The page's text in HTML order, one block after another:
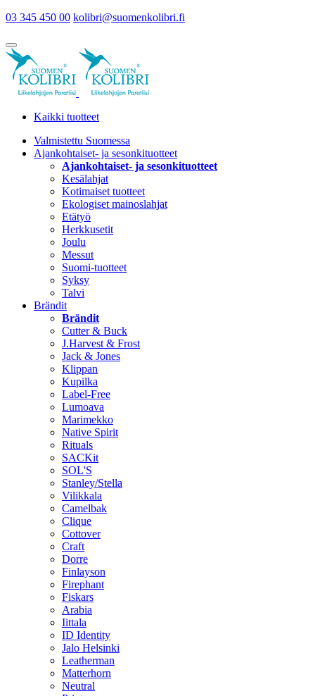
03 345 450 00 kolibri@suomenkolibri.fi
Kaikki tuotteet
Valmistettu Suomessa
Ajankohtaiset- ja sesonkituotteet
Ajankohtaiset- ja sesonkituotteet
Kesälahjat
Kotimaiset tuotteet
Ekologiset mainoslahjat
Etätyö
Herkkusetit
Joulu
Messut
Suomi-tuotteet
Syksy
Talvi
Brändit
Brändit
Cutter & Buck
J.Harvest & Frost
Jack & Jones
Klippan
Kupilka
Label-Free
Lumoava
Marimekko
Native Spirit
Rituals
SACKit
SOL'S
Stanley/Stella
Vilikkala
Camelbak
Clique
Cottover
Craft
Dorre
Finlayson
Firephant
Fiskars
Arabia
Iittala
ID Identity
Jalo Helsinki
Leatherman
Matterhorn
Neutral